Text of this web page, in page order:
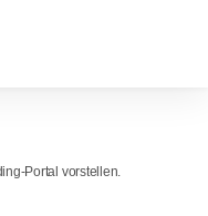
Portal vorstellen.